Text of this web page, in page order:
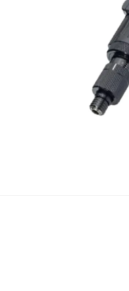
Voir tous nos produits